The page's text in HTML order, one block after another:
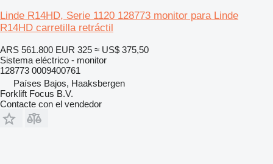
Linde R14HD, Serie 1120 128773 monitor para Linde
R14HD carretilla retráctil
ARS 561.800 EUR 325 ≈ US$ 375,50
Sistema eléctrico - monitor
128773 0009400761
Países Bajos, Haaksbergen
Forklift Focus B.V.
Contacte con el vendedor